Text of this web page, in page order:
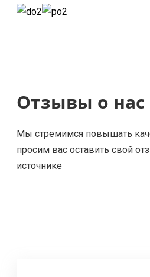
Отзывы о нас
Мы стремимся повышать
просим вас оставить свой
источнике